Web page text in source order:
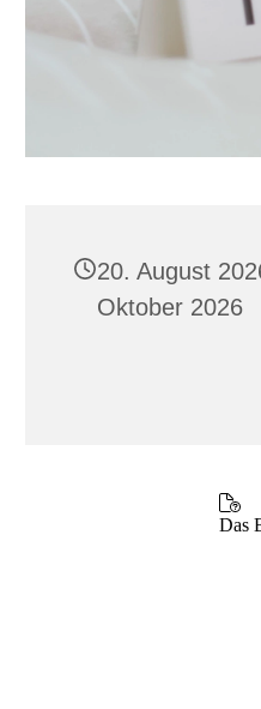
20. August
Oktober 2026